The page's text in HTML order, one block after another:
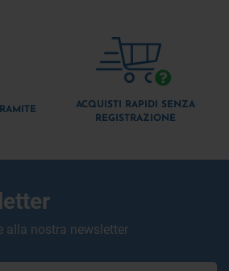
ACQUISTI RAPIDI SENZA
REGISTRAZIONE
alla nostra newsletter